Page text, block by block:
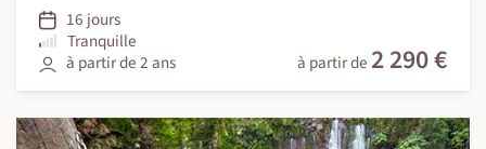
16 jours
Tranquille
à partir de 2 ans
à partir de 2 290 €